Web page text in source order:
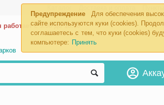
Предупреждение
Для обеспечения
сайте используются куки (cookies).
соглашаетесь с тем, что куки (cookies)
компьютере: Принять
с 9.00 до 18.00